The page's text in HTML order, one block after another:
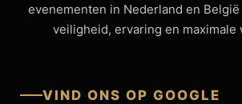
evenementen in Nederland en
veiligheid, ervaring en maximale
VIND ONS OP GOOGLE